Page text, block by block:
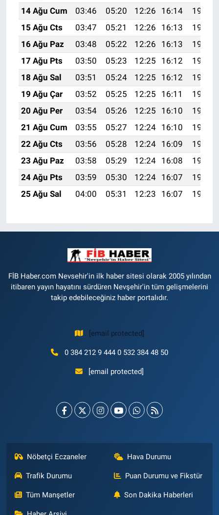
14 Ağu Cum
03:46 05:20 12:26 16:14
19:22
15 Ağu Cts
03:47 05:21 12:26 16:13
19:20
16 Ağu Paz
03:48 05:22 12:26 16:13
19:19
17 Ağu Pts
03:50 05:23 12:25 16:12
19:18
18 Ağu Sal
03:51 05:24 12:25 16:12
19:16
19 Ağu Çar
03:52 05:25 12:25 16:11
19:15
20 Ağu Per
03:54 05:26 12:25 16:10
19:13
21 Ağu Cum
03:55 05:27 12:24 16:10
19:12
22 Ağu Cts
03:56 05:28 12:24 16:09
19:11
23 Ağu Paz
03:58 05:29 12:24 16:08
19:09
24 Ağu Pts
03:59 05:30 12:24 16:07
19:08
25 Ağu Sal
04:00 05:31 12:23 16:07 19:06
FİB Haber.com Nevsehir'in ilk haber sitesi olarak 2005 yılından
itibaren yayın hayatını sürdüren Nevşehir'in tüm gelişmelerini
takip edebileceğiniz haber portalıdır.
[email protected]
0 384 212 9 444 0 532 384 48 50
[email protected]
Nöbetçi Eczaneler Hava Durumu
Trafik Durumu Puan Durumu ve Fikstür
Tüm Manşetler Son Dakika Haberleri